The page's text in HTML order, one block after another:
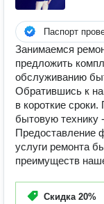
Паспорт
Занимаемся
предложить
обслуживанию
Обратившись к
в короткие
бытовую технику
Предоставление
услуги ремонта
преимуществ
Скидка 20%